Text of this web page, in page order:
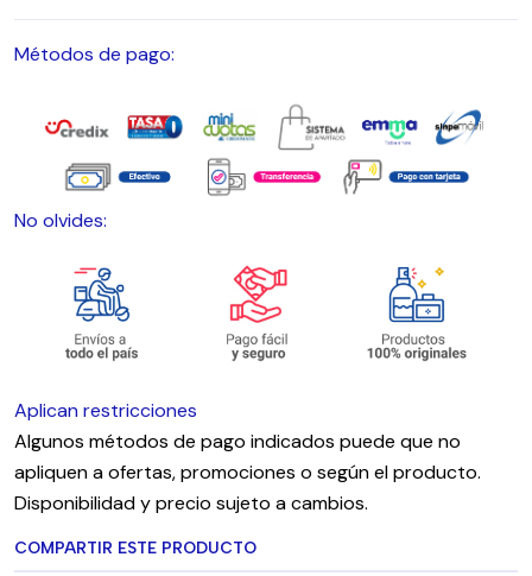
Métodos de pago:
No olvides:
Aplican restricciones
Algunos métodos de pago indicados puede que no
apliquen a ofertas, promociones o según el producto.
Disponibilidad y precio sujeto a cambios.
COMPARTIR ESTE PRODUCTO